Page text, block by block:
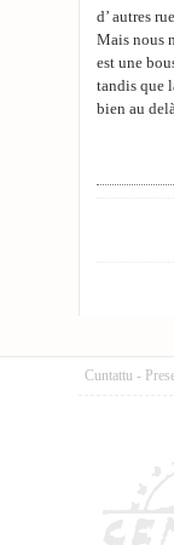
d’ autres
Mais nous
est une
tandis que
bien au
Cuntattu -